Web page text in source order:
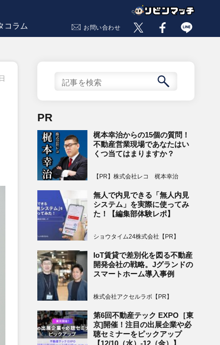
コラム お問い合わせ
PR
梶本幸治からの15個の質問！
不動産営業現場であなたはい
くつ当てはまりますか？
【PR】株式会社レコ 梶本幸治
無人で内見できる「無人内見
システム」を実際に使ってみ
た！【編集部体験レポ】
ショウタイム24株式会社【PR】
IoT賃貸で差別化を図る不動産
開発会社の戦略。Jグランドの
スマートホーム導入事例
株式会社アクセルラボ【PR】
第6回不動産テック EXPO［東
京]開催！注目の出展企業や必
聴セミナーをピックアップ
【12/10（水）-12（金）】